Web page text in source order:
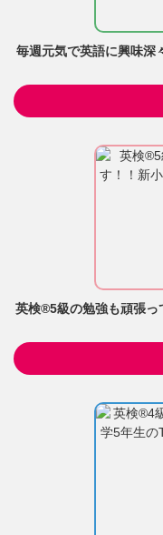
毎週元気で英語に興味深
英検®5級の勉強も頑張っ